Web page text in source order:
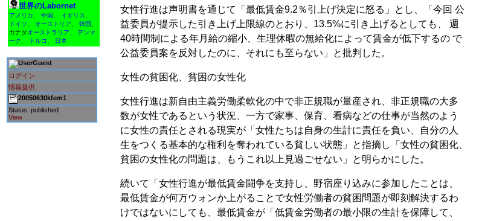
世界のLabornet
アメリカ 中国 イギリス
ドイツ
オーストリア 韓国
カナダオーストラリア
デンマ
ーク
トルコ 日本
Guest
ログイン
情報提供
20050630kfem1
Status: published
View
女性行進は声明書を通じて「最低賃金9.2％引上げ決定に怒る」とし、「今回 公
益委員が提示した引き上げ上限線のとおり、13.5%に引き上げるとしても、 週
40時間制による年月給の縮小、生理休暇の無給化によって賃金が低下するの で
公益委員案を反対したのに、それにも至らない」と批判した。
女性の貧困化、貧困の女性化
女性行進は新自由主義労働柔軟化の中で非正規職が量産され、非正規職の大多
数が女性であるという状況、一方で家事、保育、看病などの仕事が当然のよう
に女性の責任とされる現実が「女性たちは自身の生計に責任を負い、自分の人
生をつくる基本的な権利を奪われている貧しい状態」と指摘し「女性の貧困化、
貧困の女性化の問題は、もうこれ以上見過ごせない」と明らかにした。
続いて「女性行進が最低賃金闘争を支持し、野宿座り込みに参加したことは、
最低賃金が何万ウォンか上がることで女性労働者の貧困問題が即刻解決するわ
けではないにしても、最低賃金が「低賃金労働者の最小限の生計を保障して、